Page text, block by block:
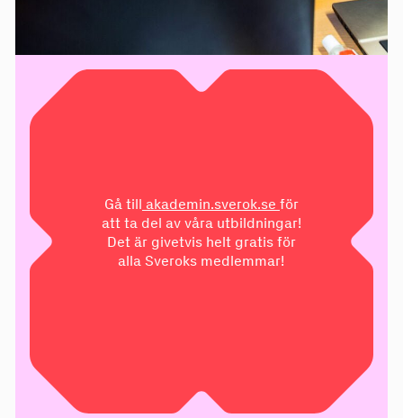
Gå till akademin.sverok.se för
att ta del av våra utbildningar!
Det är givetvis helt gratis för
alla Sveroks medlemmar!